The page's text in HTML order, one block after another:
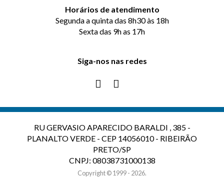
Horários de atendimento
Segunda a quinta das 8h30 às 18h
Sexta das 9h as 17h
Siga-nos nas redes
RU GERVASIO APARECIDO BARALDI , 385 -
PLANALTO VERDE - CEP 14056010 - RIBEIRÃO
PRETO/SP
CNPJ: 08038731000138
Copyright © 1999 - 2026.